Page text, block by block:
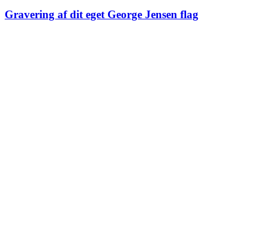
Gravering af dit eget George Jensen flag